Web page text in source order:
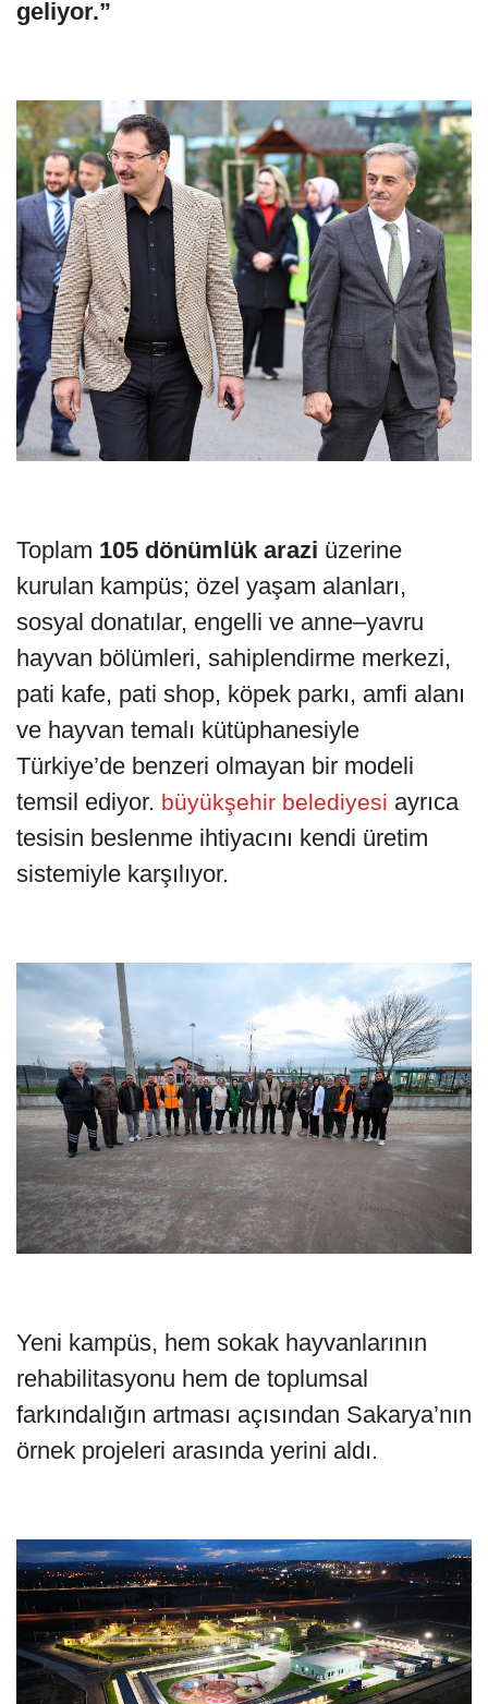
geliyor.”
Toplam 105 dönümlük arazi üzerine
kurulan kampüs; özel yaşam alanları,
sosyal donatılar, engelli ve anne–yavru
hayvan bölümleri, sahiplendirme merkezi,
pati kafe, pati shop, köpek parkı, amfi alanı
ve hayvan temalı kütüphanesiyle
Türkiye’de benzeri olmayan bir modeli
temsil ediyor. büyükşehir belediyesi ayrıca
tesisin beslenme ihtiyacını kendi üretim
sistemiyle karşılıyor.
Yeni kampüs, hem sokak hayvanlarının
rehabilitasyonu hem de toplumsal
farkındalığın artması açısından Sakarya’nın
örnek projeleri arasında yerini aldı.